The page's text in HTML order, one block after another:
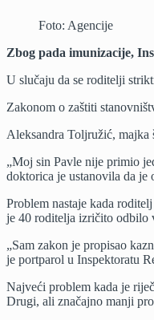
Foto: Agencije
Zbog pada imunizacije,
U slučaju da se roditelji
Zakonom o zaštiti
Aleksandra Toljružić, majka
„Moj sin Pavle nije primio
doktorica je ustanovila da
Problem nastaje kada
je 40 roditelja izričito odbilo
„Sam zakon je propisao
je portparol u Inspektoratu
Najveći problem kada je
Drugi, ali značajno manji